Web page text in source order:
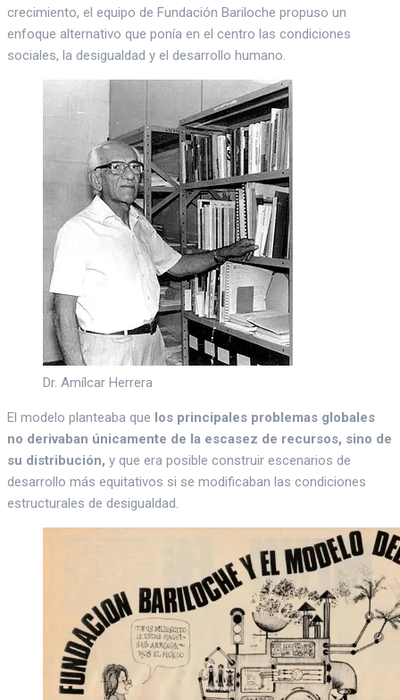
crecimiento, el equipo de Fundación Bariloche propuso un
enfoque alternativo que ponía en el centro las condiciones
sociales, la desigualdad y el desarrollo humano.
Dr. Amílcar Herrera
El modelo planteaba que los principales problemas globales
no derivaban únicamente de la escasez de recursos, sino de
su distribución, y que era posible construir escenarios de
desarrollo más equitativos si se modificaban las condiciones
estructurales de desigualdad.